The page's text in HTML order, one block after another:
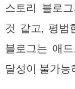
스토리 블로
것 같고, 평범
블로그는 애
달성이 불가능